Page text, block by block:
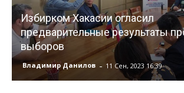
Избирком Хакасии огласил
предварительные результаты
выборов
Владимир Данилов - 11 Сен, 2023 16:39